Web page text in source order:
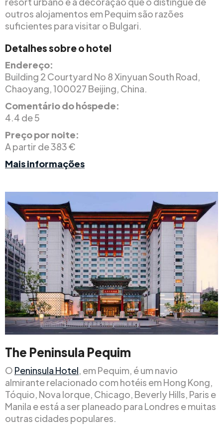
outros alojamentos em Pequim são razões
suficientes para visitar o Bulgari.
Detalhes sobre o hotel
Endereço:
Building 2 Courtyard No 8 Xinyuan South Road,
Chaoyang, 100027 Beijing, China.
Comentário do hóspede:
4.4 de 5
Preço por noite:
A partir de 383 €
Mais informações
The Peninsula Pequim
O Peninsula Hotel, em Pequim, é um navio
almirante relacionado com hotéis em Hong Kong,
Tóquio, Nova Iorque, Chicago, Beverly Hills, Paris e
Manila e está a ser planeado para Londres e muitas
outras cidades populares.